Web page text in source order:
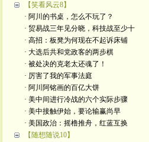
【笑看风云8】
· 阿川的书桌，怎么不玩了？
· 贸易战三年见分晓，科技战至少十
· 高招：板凳为何现在不起诉床铺
· 大选后共和党政客的两步棋
· 被处决的克老太还魂了！
· 厉害了我的军事法庭
· 阿川阿铭画的百亿大饼
· 美中间进行冷战的六个实际步骤
· 美中接触伊始，要论输赢尚早
· 美国政治：摇橹推舟，红蓝互换
【随想随说10】